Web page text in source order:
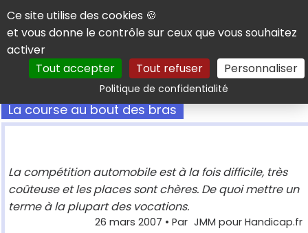
Panneau de gestion des cookies
Ce site utilise des cookies 🍪
et vous donne le contrôle sur ceux que vous souhaitez
activer
Tout accepter
Tout refuser Personnaliser
Politique de confidentialitéRechercher
La course au bout des bras
La compétition automobile est à la fois difficile, très
coûteuse et les places sont chères. De quoi mettre un
terme à la plupart des vocations.
26 mars 2007 • Par JMM pour Handicap.fr